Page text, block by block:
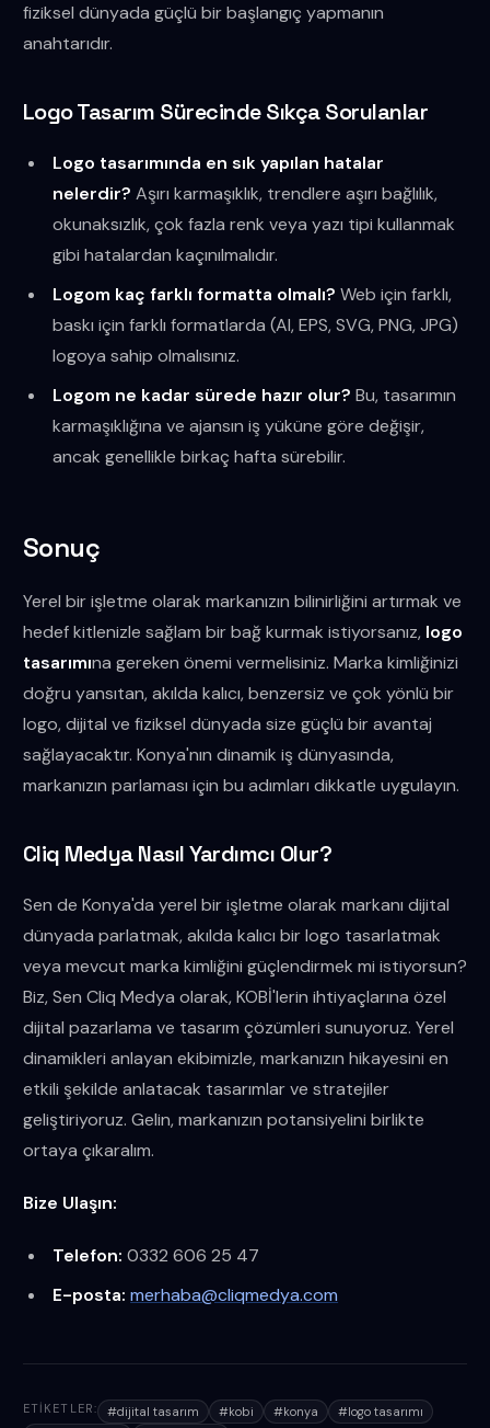
fiziksel dünyada güçlü bir başlangıç yapmanın
anahtarıdır.
Logo Tasarım Sürecinde Sıkça Sorulanlar
Logo tasarımında en sık yapılan hatalar
nelerdir? Aşırı karmaşıklık, trendlere aşırı bağlılık,
okunaksızlık, çok fazla renk veya yazı tipi kullanmak
gibi hatalardan kaçınılmalıdır.
Logom kaç farklı formatta olmalı? Web için farklı,
baskı için farklı formatlarda (AI, EPS, SVG, PNG, JPG)
logoya sahip olmalısınız.
Logom ne kadar sürede hazır olur? Bu, tasarımın
karmaşıklığına ve ajansın iş yüküne göre değişir,
ancak genellikle birkaç hafta sürebilir.
Sonuç
Yerel bir işletme olarak markanızın bilinirliğini artırmak ve
hedef kitlenizle sağlam bir bağ kurmak istiyorsanız, logo
tasarımına gereken önemi vermelisiniz. Marka kimliğinizi
doğru yansıtan, akılda kalıcı, benzersiz ve çok yönlü bir
logo, dijital ve fiziksel dünyada size güçlü bir avantaj
sağlayacaktır. Konya'nın dinamik iş dünyasında,
markanızın parlaması için bu adımları dikkatle uygulayın.
Cliq Medya Nasıl Yardımcı Olur?
Sen de Konya'da yerel bir işletme olarak markanı dijital
dünyada parlatmak, akılda kalıcı bir logo tasarlatmak
veya mevcut marka kimliğini güçlendirmek mi istiyorsun?
Biz, Sen Cliq Medya olarak, KOBİ'lerin ihtiyaçlarına özel
dijital pazarlama ve tasarım çözümleri sunuyoruz. Yerel
dinamikleri anlayan ekibimizle, markanızın hikayesini en
etkili şekilde anlatacak tasarımlar ve stratejiler
geliştiriyoruz. Gelin, markanızın potansiyelini birlikte
ortaya çıkaralım.
Bize Ulaşın:
Telefon: 0332 606 25 47
E-posta: merhaba@cliqmedya.com
ETIKETLER: #dijital tasarım #kobi #konya #logo tasarımı